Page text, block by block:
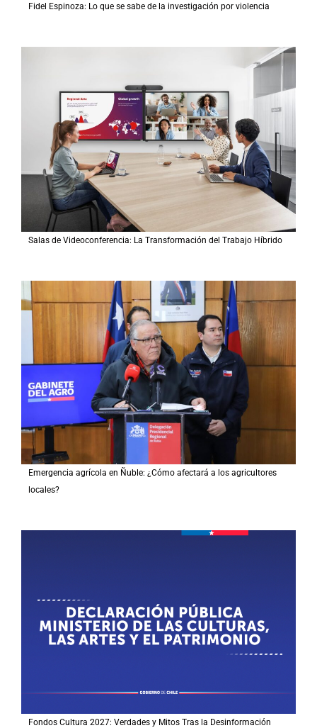
Fidel Espinoza: Lo que se sabe de la investigación por violencia
Salas de Videoconferencia: La Transformación del Trabajo Híbrido
Emergencia agrícola en Ñuble: ¿Cómo afectará a los agricultores
locales?
Fondos Cultura 2027: Verdades y Mitos Tras la Desinformación